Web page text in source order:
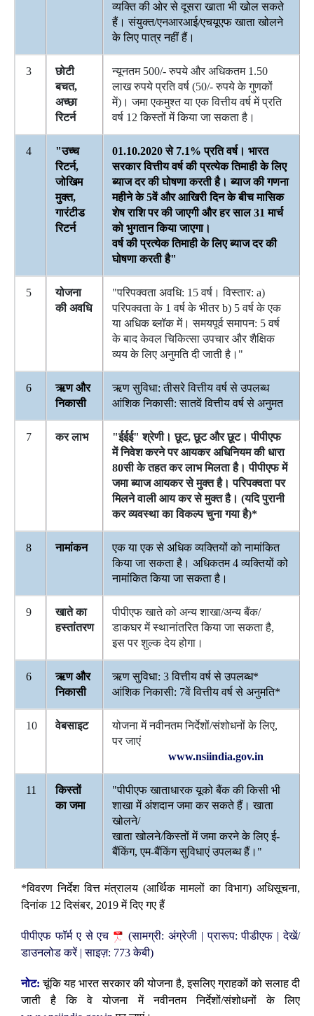
व्यक्ति की ओर से दूसरा खाता भी खोल सकते
हैं। संयुक्त/एनआरआई/एचयूएफ खाता खोलने
के लिए पात्र नहीं हैं।
3
छोटी
बचत,
अच्छा
रिटर्न
न्यूनतम 500/- रुपये और अधिकतम 1.50
लाख रुपये प्रति वर्ष (50/- रुपये के गुणकों
में)। जमा एकमुश्त या एक वित्तीय वर्ष में प्रति
वर्ष 12 किस्तों में किया जा सकता है।
4
"उच्च
रिटर्न,
जोखिम
मुक्त,
गारंटीड
रिटर्न
01.10.2020 से 7.1% प्रति वर्ष। भारत
सरकार वित्तीय वर्ष की प्रत्येक तिमाही के लिए
ब्याज दर की घोषणा करती है। ब्याज की गणना
महीने के 5वें और आखिरी दिन के बीच मासिक
शेष राशि पर की जाएगी और हर साल 31 मार्च
को भुगतान किया जाएगा।
वर्ष की प्रत्येक तिमाही के लिए ब्याज दर की
घोषणा करती है"
5
योजना
की अवधि
"परिपक्वता अवधि: 15 वर्ष। विस्तार: a)
परिपक्वता के 1 वर्ष के भीतर b) 5 वर्ष के एक
या अधिक ब्लॉक में। समयपूर्व समापन: 5 वर्ष
के बाद केवल चिकित्सा उपचार और शैक्षिक
व्यय के लिए अनुमति दी जाती है।"
6
ऋण और
निकासी
ऋण सुविधा: तीसरे वित्तीय वर्ष से उपलब्ध
आंशिक निकासी: सातवें वित्तीय वर्ष से अनुमत
7 कर लाभ
"ईईई" श्रेणी। छूट, छूट और छूट। पीपीएफ
में निवेश करने पर आयकर अधिनियम की धारा
80सी के तहत कर लाभ मिलता है। पीपीएफ में
जमा ब्याज आयकर से मुक्त है। परिपक्वता पर
मिलने वाली आय कर से मुक्त है। (यदि पुरानी
कर व्यवस्था का विकल्प चुना गया है)*
8 नामांकन
एक या एक से अधिक व्यक्तियों को नामांकित
किया जा सकता है। अधिकतम 4 व्यक्तियों को
नामांकित किया जा सकता है।
9
खाते का
हस्तांतरण
पीपीएफ खाते को अन्य शाखा/अन्य बैंक/
डाकघर में स्थानांतरित किया जा सकता है,
इस पर शुल्क देय होगा।
6
ऋण और
निकासी
ऋण सुविधा: 3 वित्तीय वर्ष से उपलब्ध*
आंशिक निकासी: 7वें वित्तीय वर्ष से अनुमति*
10 वेबसाइट
योजना में नवीनतम निर्देशों/संशोधनों के लिए,
पर जाएं
www.nsiindia.gov.in
11
किस्तों
का जमा
"पीपीएफ खाताधारक यूको बैंक की किसी भी
शाखा में अंशदान जमा कर सकते हैं। खाता
खोलने/
खाता खोलने/किस्तों में जमा करने के लिए ई-
बैंकिंग, एम-बैंकिंग सुविधाएं उपलब्ध हैं।"
*विवरण निर्देश वित्त मंत्रालय (आर्थिक मामलों का विभाग) अधिसूचना,
दिनांक 12 दिसंबर, 2019 में दिए गए हैं
पीपीएफ फॉर्म ए से एच
(सामग्री: अंग्रेजी | प्रारूप: पीडीएफ | देखें/
डाउनलोड करें | साइज़: 773 केबी)
नोट: चूंकि यह भारत सरकार की योजना है, इसलिए ग्राहकों को सलाह दी
जाती है कि वे योजना में नवीनतम निर्देशों/संशोधनों के लिए